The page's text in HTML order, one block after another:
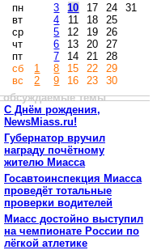
пн
вт
ср
чт
пт
сб
вс
1
2
3
4
5
6
7
8
9
10
11
12
13
14
15
16
17
18
19
20
21
22
23
24
25
26
27
28
29
30
31
обсуждаемые темы
С Днём рождения,
NewsMiass.ru!
Губернатор вручил
награду почётному
жителю Миасса
Госавтоинспекция Миасса
проведёт тотальные
проверки водителей
Миасс достойно выступил
на чемпионате России по
лёгкой атлетике